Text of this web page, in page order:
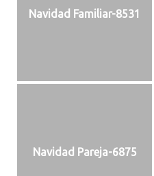
Navidad Familiar-8531
Navidad Pareja-6875